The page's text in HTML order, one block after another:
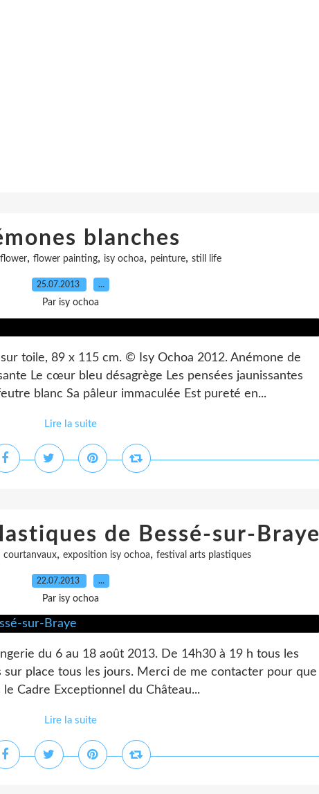
blanches
flower, flower painting, isy ochoa, peinture, still life
25.07.2013 …
Par isy ochoa
toile, 89 x 115 cm. © Isy Ochoa 2012. Anémone de
Le cœur bleu désagrège Les pensées jaunissantes
blanc Sa pâleur immaculée Est pureté en...
Lire la suite
de Bessé-sur-Braye
courtanvaux, exposition isy ochoa, festival arts plastiques
22.07.2013 …
Par isy ochoa
du 6 au 18 août 2013. De 14h30 à 19 h tous les
sur place tous les jours. Merci de me contacter pour que
Cadre Exceptionnel du Château...
Lire la suite